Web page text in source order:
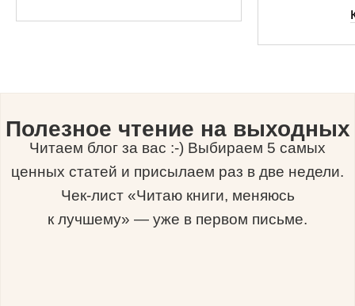
Полезное чтение на выходных
Читаем блог за вас :-) Выбираем 5 самых
ценных статей и присылаем раз в две недели.
Чек-лист «Читаю книги, меняюсь
к лучшему» — уже в первом письме.